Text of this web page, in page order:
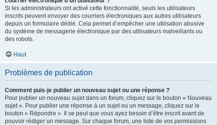
Si les administrateurs ont activé cette fonctionnalité, seuls les utilisateurs
inscrits peuvent envoyer des courriers électroniques aux autres utilisateurs
depuis un formulaire dédié. Cela permet d’empêcher une utilisation abusive
du système de messagerie électronique par des utilisateurs malveillants ou
des robots.
Haut
Problèmes de publication
Comment puis-je publier un nouveau sujet ou une réponse ?
Pour publier un nouveau sujet dans un forum, cliquez sur le bouton « Nouveau
sujet ». Pour publier une réponse à un sujet ou un message, cliquez sur le
bouton « Répondre ». Il se peut que vous ayez besoin d’être inscrit avant de
pouvoir rédiger un message. Sur chaque forum, une liste de vos permissions